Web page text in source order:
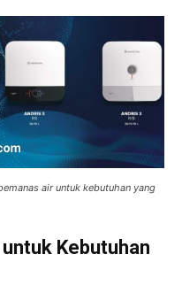
air untuk kebutuhan yang
Kebutuhan